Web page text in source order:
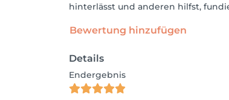
hinterlässt und anderen hilfst,
Bewertung hinzufügen
Details
Endergebnis